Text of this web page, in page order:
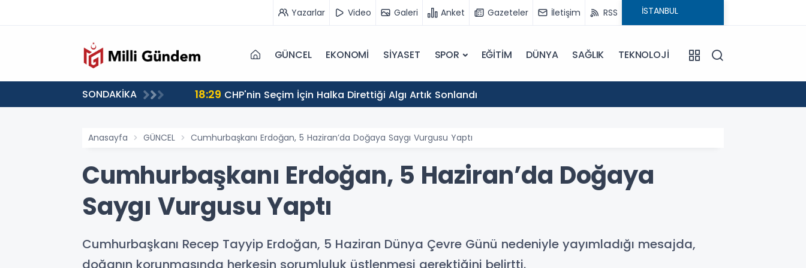
Yazarlar Video Galeri Anket Gazeteler İletişim RSS
GÜNCEL EKONOMİ SİYASET SPOR EĞİTİM DÜNYA SAĞLIK TEKNOLOJİ
SONDAKİKA 18:29 CHP'nin Seçim İçin Halka Direttiği Algı Artık Sonlandı
Anasayfa GÜNCEL Cumhurbaşkanı Erdoğan, 5 Haziran’da Doğaya Saygı Vurgusu Yaptı
Cumhurbaşkanı Erdoğan, 5 Haziran’da Doğaya
Saygı Vurgusu Yaptı
Cumhurbaşkanı Recep Tayyip Erdoğan, 5 Haziran Dünya Çevre Günü nedeniyle yayımladığı mesajda,
doğanın korunmasında herkesin sorumluluk üstlenmesi gerektiğini belirtti.